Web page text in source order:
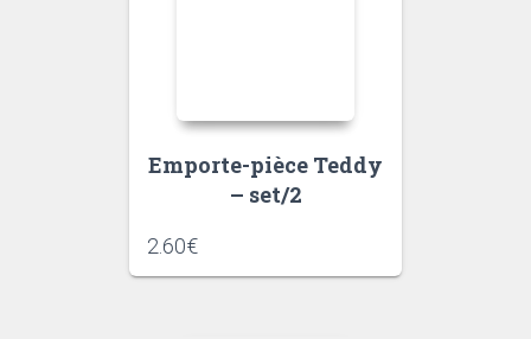
Emporte-pièce Teddy
– set/2
2.60€